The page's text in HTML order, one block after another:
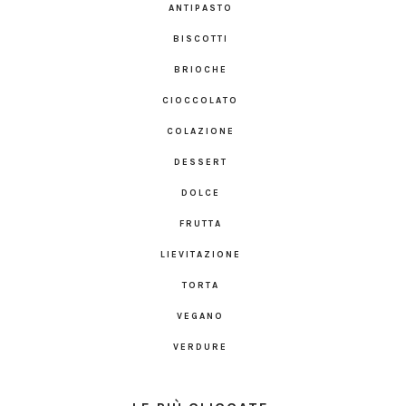
ANTIPASTO
BISCOTTI
BRIOCHE
CIOCCOLATO
COLAZIONE
DESSERT
DOLCE
FRUTTA
LIEVITAZIONE
TORTA
VEGANO
VERDURE